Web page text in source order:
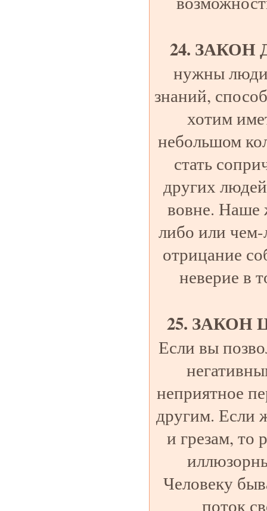
24.
нужны
знаний,
хотим
небольшом
стать
других
вовне. Наше
либо или чем-
отрицание
неверие в
25.
Если вы
неприятное
другим. Если
и грезам, то
Человеку
поток